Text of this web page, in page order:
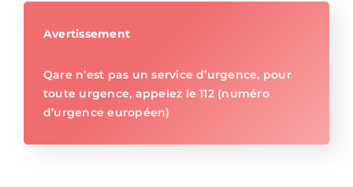
Avertissement
Qare n’est pas un service d’urgence, pour
toute urgence, appelez le 112 (numéro
d’urgence européen)